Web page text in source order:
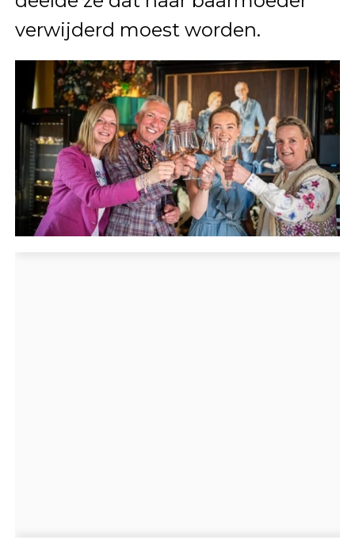
verwijderd moest worden.